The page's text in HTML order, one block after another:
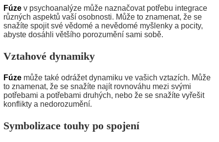
Fúze v psychoanalýze může naznačovat potřebu integrace
různých aspektů vaší osobnosti. Může to znamenat, že se
snažíte spojit své vědomé a nevědomé myšlenky a pocity,
abyste dosáhli většího porozumění sami sobě.
Vztahové dynamiky
Fúze může také odrážet dynamiku ve vašich vztazích. Může
to znamenat, že se snažíte najít rovnováhu mezi svými
potřebami a potřebami druhých, nebo že se snažíte vyřešit
konflikty a nedorozumění.
Symbolizace touhy po spojení